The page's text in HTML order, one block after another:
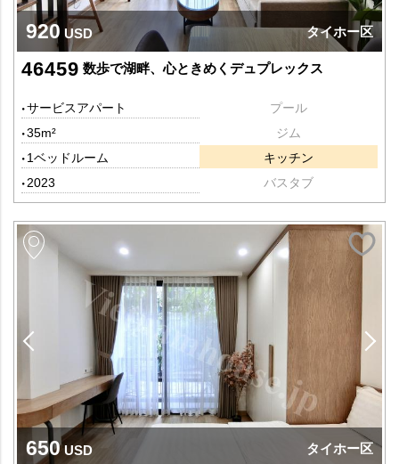
920 USD タイホー区
46459 数歩で湖畔、心ときめくデュプレックス
サービスアパート
35m²
1ベッドルーム
2023
プール
ジム
キッチン
バスタブ
650USD タイホー区